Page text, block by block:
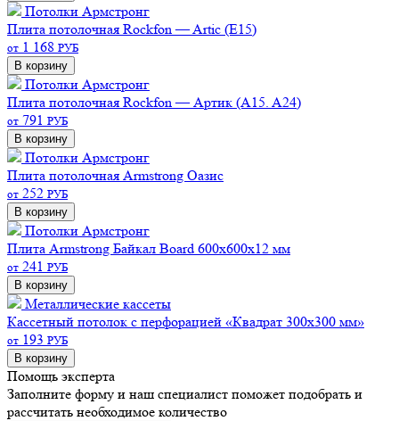
Потолки Армстронг
Плита потолочная Rockfon — Artic (E15)
от 1 168 РУБ
В корзину
Потолки Армстронг
Плита потолочная Rockfon — Артик (A15. A24)
от 791 РУБ
В корзину
Потолки Армстронг
Плита потолочная Armstrong Оазис
от 252 РУБ
В корзину
Потолки Армстронг
Плита Armstrong Байкал Board 600х600х12 мм
от 241 РУБ
В корзину
Металлические кассеты
Кассетный потолок с перфорацией «Квадрат 300х300 мм»
от 193 РУБ
В корзину
Помощь эксперта
Заполните форму и наш специалист поможет подобрать и
рассчитать необходимое количество